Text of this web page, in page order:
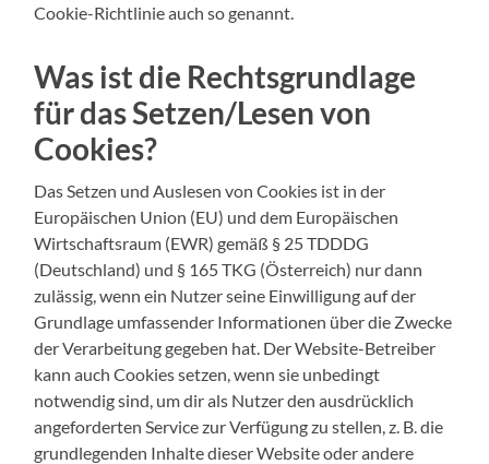
Cookie-Richtlinie auch so genannt.
Was ist die Rechtsgrundlage
für das Setzen/Lesen von
Cookies?
Das Setzen und Auslesen von Cookies ist in der
Europäischen Union (EU) und dem Europäischen
Wirtschaftsraum (EWR) gemäß § 25 TDDDG
(Deutschland) und § 165 TKG (Österreich) nur dann
zulässig, wenn ein Nutzer seine Einwilligung auf der
Grundlage umfassender Informationen über die Zwecke
der Verarbeitung gegeben hat. Der Website-Betreiber
kann auch Cookies setzen, wenn sie unbedingt
notwendig sind, um dir als Nutzer den ausdrücklich
angeforderten Service zur Verfügung zu stellen, z. B. die
grundlegenden Inhalte dieser Website oder andere